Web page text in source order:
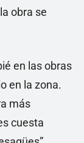
obra se
en las obras
en la zona.
más
cuesta